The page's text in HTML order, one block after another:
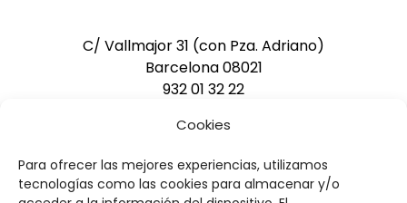
Cookies
Para ofrecer las mejores experiencias, utilizamos
tecnologías como las cookies para almacenar y/o
C/ Vallmajor 31 (con Pza. Adriano)
Barcelona 08021
932 01 32 22
DESCARGAR CATÁLOGO